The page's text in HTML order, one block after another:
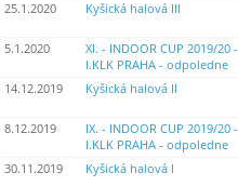
25.1.2020 Kyšická halová III
5.1.2020
XI. - INDOOR CUP 2019/20 -
I.KLK PRAHA - odpoledne
14.12.2019 Kyšická halová II
8.12.2019
IX. - INDOOR CUP 2019/20 -
I.KLK PRAHA - odpoledne
30.11.2019 Kyšická halová I